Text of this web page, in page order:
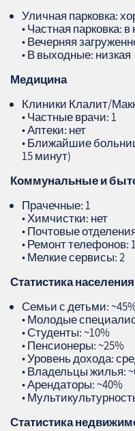
Уличная парковка:
• Частная парковка:
• Вечерняя
• В выходные: низкая
Медицина
Клиники Клалит/
• Частные врачи: 1
• Аптеки: нет
• Ближайшие
15 минут)
Коммунальные и
Прачечные: 1
• Химчистки: нет
• Почтовые
• Ремонт телефонов: 1
• Мелкие сервисы: 2
Статистика населения
Семьи с детьми:
• Молодые
• Студенты: ~10%
• Пенсионеры: ~25%
• Уровень дохода:
• Владельцы жилья:
• Арендаторы: ~40%
•
Статистика